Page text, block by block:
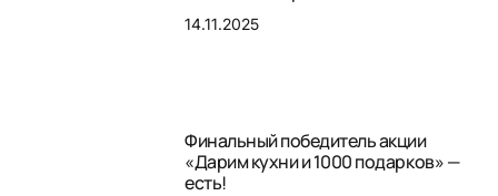
14.11.2025
Финальный победитель акции
«Дарим кухни и 1000 подарков» —
есть!